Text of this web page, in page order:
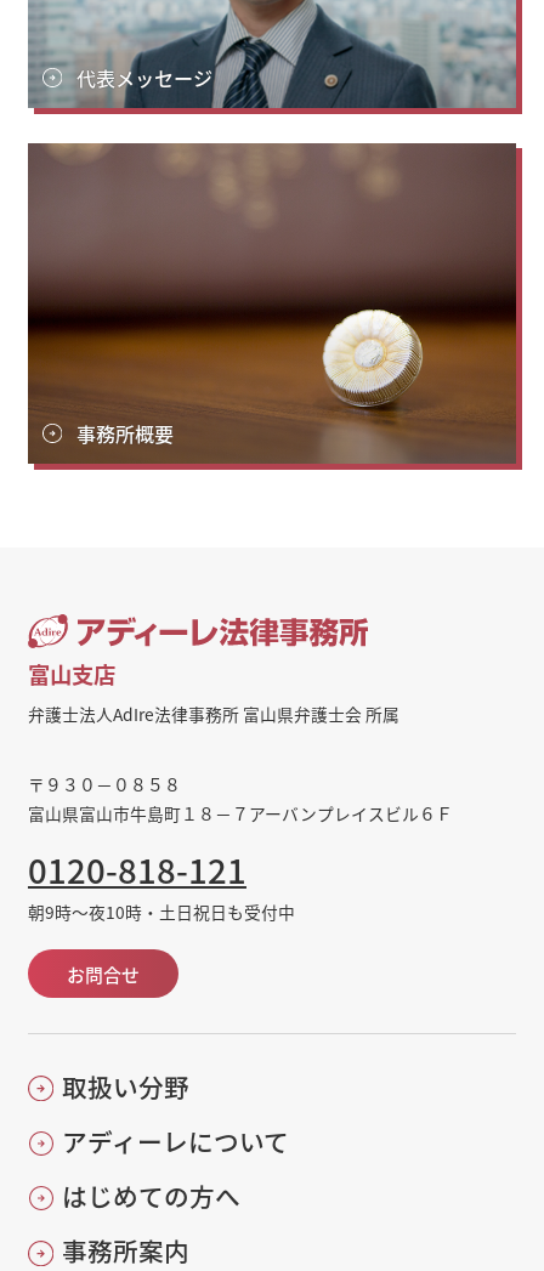
代表メッセージ
事務所概要
富山支店
弁護士法人AdIre法律事務所 富山県弁護士会 所属
〒９３０－０８５８
富山県富山市牛島町１８－７アーバンプレイスビル６Ｆ
0120-818-121
朝9時～夜10時・土日祝日も受付中
お問合せ
取扱い分野
アディーレについて
はじめての方へ
事務所案内